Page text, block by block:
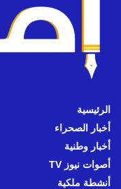
الرئيسية
أخبار الصحراء
أخبار وطنية
أصوات نيوز TV
أنشطة ملكية